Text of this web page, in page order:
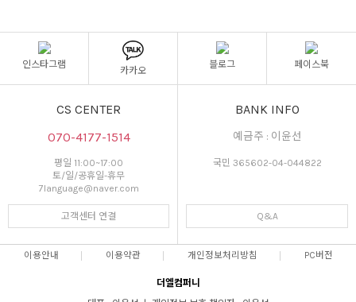
인스타그램
카카오
블로그 페이스북
CS CENTER
070-4177-1514
평일 11:00~17:00
토/일/공휴일-휴무
7language@naver.com
고객센터 연결
BANK INFO
예금주 : 이윤선
국민 365602-04-044822
Q&A
이용안내 이용약관 개인정보처리방침 PC버전
더엘컴퍼니